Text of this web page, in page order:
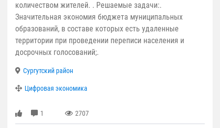
количеством жителей. . Решаемые задачи:.
Значительная экономия бюджета муниципальных
образований, в составе которых есть удаленные
территории при проведении переписи населения и
досрочных голосований;.
Сургутский район
Цифровая экономика
1 2707